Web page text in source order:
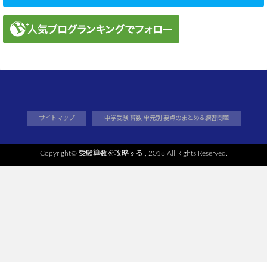
サイトマップ 中学受験 算数 単元別 要点のまとめ＆練習問題
Copyright© 受験算数を攻略する , 2018 All Rights Reserved.